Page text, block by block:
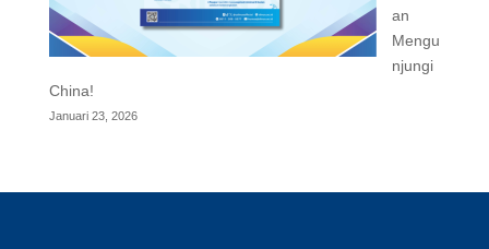
an
Mengu
njungi
China!
Januari 23, 2026